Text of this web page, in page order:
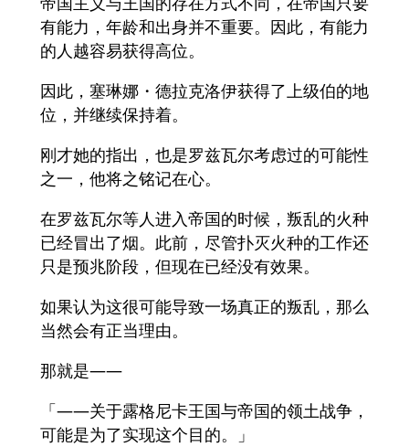
有能力，年龄和出身并不重要。因此，有能力
的人越容易获得高位。
因此，塞琳娜・德拉克洛伊获得了上级伯的地
位，并继续保持着。
刚才她的指出，也是罗兹瓦尔考虑过的可能性
之一，他将之铭记在心。
在罗兹瓦尔等人进入帝国的时候，叛乱的火种
已经冒出了烟。此前，尽管扑灭火种的工作还
只是预兆阶段，但现在已经没有效果。
如果认为这很可能导致一场真正的叛乱，那么
当然会有正当理由。
那就是——
「——关于露格尼卡王国与帝国的领土战争，
可能是为了实现这个目的。」